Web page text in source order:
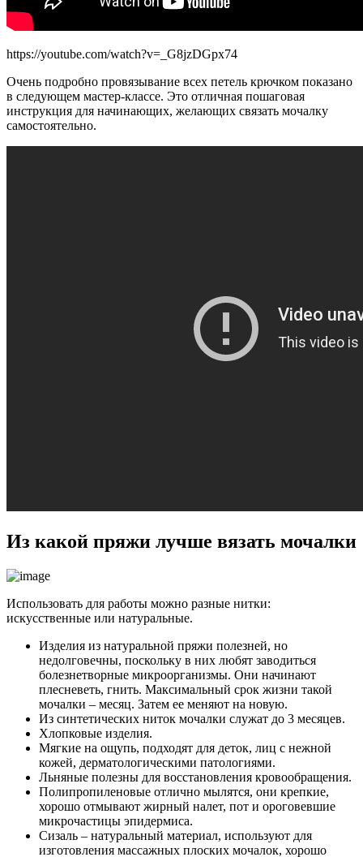
https://youtube.com/watch?v=_G8jzDGpx74
Очень подробно провязывание всех петель крючком показано
в следующем мастер-классе. Это отличная пошаговая
инструкция для начинающих, желающих связать мочалку
самостоятельно.
Из какой пряжи лучше вязать мочалки
Использовать для работы можно разные нитки:
искусственные или натуральные.
Изделия из натуральной пряжи полезней, но
недолговечны, поскольку в них любят заводиться
болезнетворные микроорганизмы. Они начинают
плесневеть, гнить. Максимальный срок жизни такой
мочалки – месяц. Затем ее меняют на новую.
Из синтетических ниток мочалки служат до 3 месяцев.
Хлопковые изделия.
Мягкие на ощупь, подходят для деток, лиц с нежной
кожей, дерматологическими патологиями.
Льняные полезны для восстановления кровообращения.
Полипропиленовые отлично мылятся, они крепкие,
хорошо отмывают жирный налет, пот и ороговевшие
микрочастицы эпидермиса.
Сизаль – натуральный материал, используют для
изготовления массажных плоских мочалок, хорошо